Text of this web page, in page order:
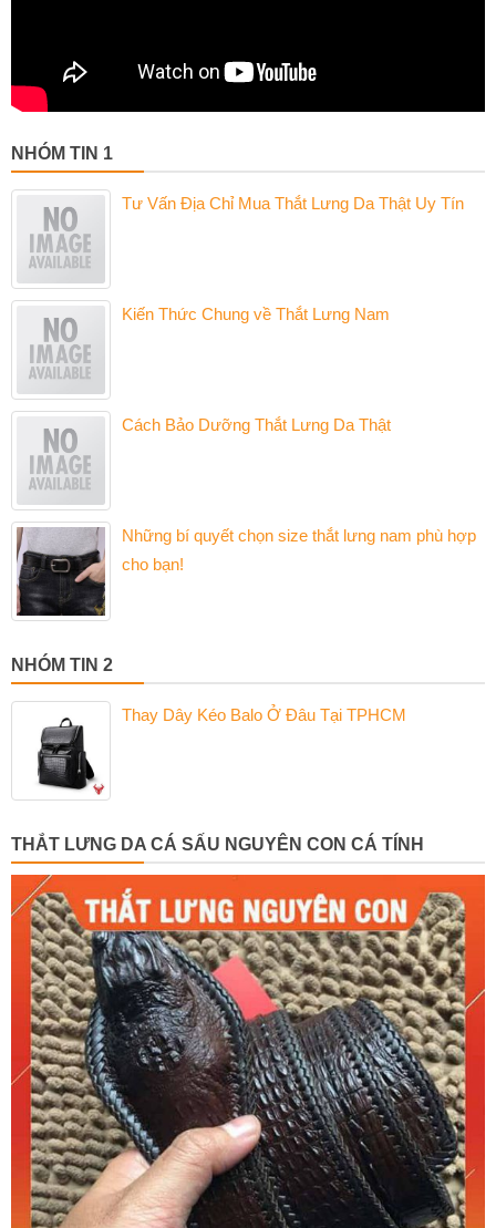
NHÓM TIN 1
Tư Vấn Địa Chỉ Mua Thắt Lưng Da Thật Uy Tín
Kiến Thức Chung về Thắt Lưng Nam
Cách Bảo Dưỡng Thắt Lưng Da Thật
Những bí quyết chọn size thắt lưng nam phù hợp
cho bạn!
NHÓM TIN 2
Thay Dây Kéo Balo Ở Đâu Tại TPHCM
THẮT LƯNG DA CÁ SẤU NGUYÊN CON CÁ TÍNH